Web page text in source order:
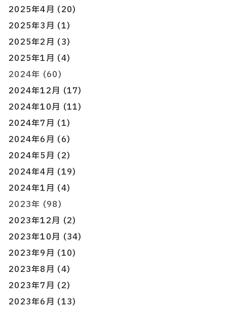
2025年4月 (20)
2025年3月 (1)
2025年2月 (3)
2025年1月 (4)
2024年 (60)
2024年12月 (17)
2024年10月 (11)
2024年7月 (1)
2024年6月 (6)
2024年5月 (2)
2024年4月 (19)
2024年1月 (4)
2023年 (98)
2023年12月 (2)
2023年10月 (34)
2023年9月 (10)
2023年8月 (4)
2023年7月 (2)
2023年6月 (13)